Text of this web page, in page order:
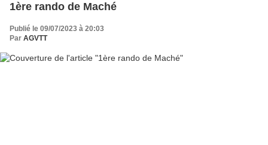
1ère rando de Maché
Publié le 09/07/2023 à 20:03
Par AGVTT